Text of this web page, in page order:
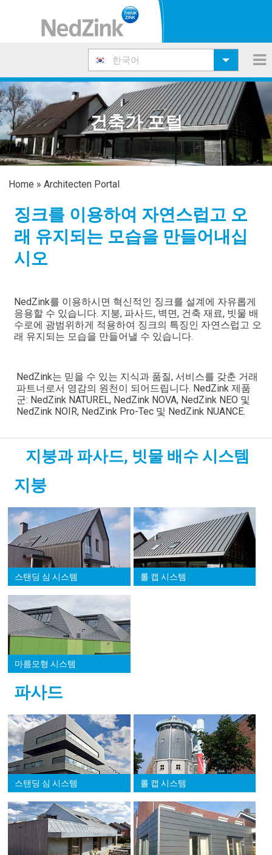
한국어
건축가 포털
Home » Architecten Portal
징크를 이용하여 자연스럽고 오
래 유지되는 모습을 만들어내십
시오
NedZink를 이용하시면 혁신적인 징크를 설계에 자유롭게
응용할 수 있습니다. 지붕, 파사드, 벽면, 건축 재료, 빗물 배
수로에 광범위하게 적용하여 징크의 특징인 자연스럽고 오
래 유지되는 모습을 만들어낼 수 있습니다.
NedZink는 믿을 수 있는 지식과 품질, 서비스를 갖춘 거래
파트너로서 영감의 원천이 되어드립니다. NedZink 제품
군: NedZink NATUREL, NedZink NOVA, NedZink NEO 및
NedZink NOIR, NedZink Pro-Tec 및 NedZink NUANCE.
지붕과 파사드, 빗물 배수 시스템
지붕
스탠딩 심 시스템 롤 캡 시스템
마름모형 시스템
파사드
스탠딩 심 시스템 롤 캡 시스템